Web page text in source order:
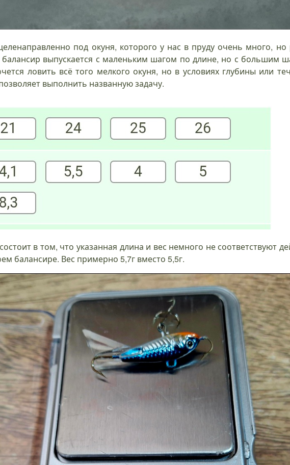
под окуня, которого у нас в пруду очень много, но
балансир выпускается с маленьким шагом по длине, но с большим
ловить всё того мелкого окуня, но в условиях глубины или
выполнить названную задачу.
в том, что указанная длина и вес немного не соответствуют
балансире. Вес примерно 5,7г вместо 5,5г.